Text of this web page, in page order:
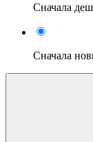
Сначала
Сначала